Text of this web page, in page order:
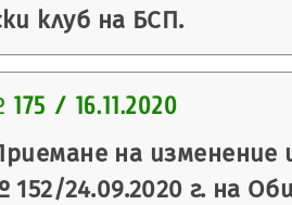
клуб на БСП.
175 / 16.11.2020
на изменение
24.09.2020 г. на